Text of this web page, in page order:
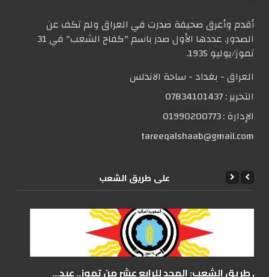
أقدم وأعرق صحيفة صدرت في العراق ولم تكف عن
الصدور. عددها الأول صدر باسم "كفاح الشعب" في 31
تموز/يوليو 1935.
العراق - بغداد - ساحة الاندلس
التحریر :07834101437
الإدارة :01990200773
tareeqalshaab@gmail.com
علی طریق الشعب
على طريق الشعب: المجد للرابع عشر من تموز.. عيد...